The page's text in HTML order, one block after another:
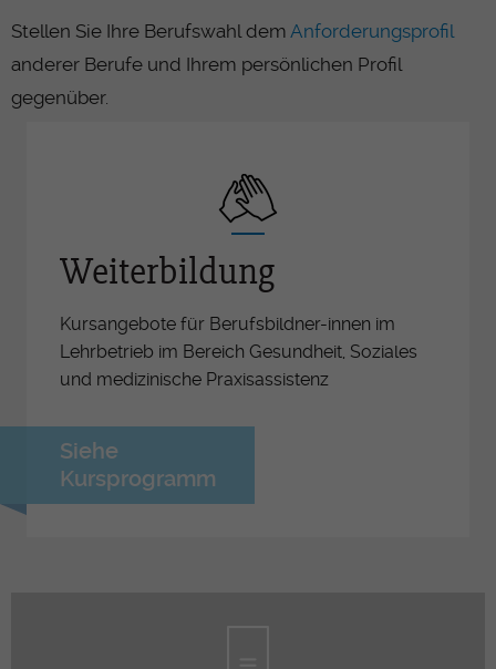
Stellen Sie Ihre Berufswahl dem Anforderungsprofil
anderer Berufe und Ihrem persönlichen Profil
gegenüber.
Weiterbildung
Kursangebote für Berufsbildner-innen im
Lehrbetrieb im Bereich Gesundheit, Soziales
und medizinische Praxisassistenz
Siehe
Kursprogramm